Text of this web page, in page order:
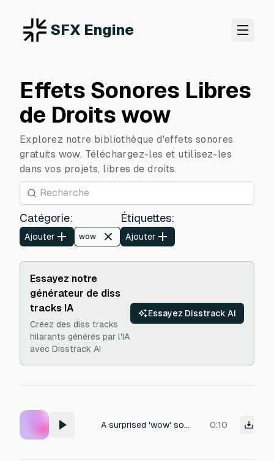
SFX Engine
Effets Sonores Libres
de Droits wow
Explorez notre bibliothèque d'effets sonores
gratuits wow. Téléchargez-les et utilisez-les
dans vos projets, libres de droits.
Catégorie:
Ajouter wow
Étiquettes:
Ajouter
Essayez notre
générateur de diss
tracks IA
Créez des diss tracks
hilarants générés par l'IA
avec Disstrack AI
Essayez Disstrack AI
A surprised 'wow' sound followed by an echo. 0:10